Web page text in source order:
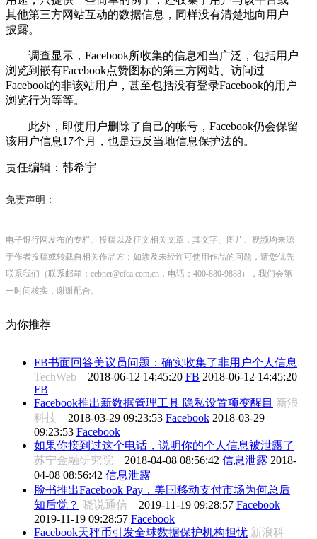
其他第三方网站互动的数据信息，同样没有清楚地向用户
披露。
调查显示，Facebook所收集的信息相当广泛，包括用户
浏览到嵌有Facebook点赞图标的第三方网站、访问过
Facebook的非该站用户，甚至包括没有登录Facebook的用户
浏览行为等等。
此外，即使用户删除了自己的帐号，Facebook仍会保留
该用户信息17个月，也是违反当地信息保护法的。
责任编辑：韩希宇
免责声明：
电子银行网发布的专栏、投稿以及征文相关文章，其文字、图片、视频均来源
于作者投稿或转载自相关作品方；如涉及未经许可使用作品的问题，请您优先
联系我们（联系邮箱：cebnet@cfca.com.cn，电话：400-880-9888），我们会第
一时间核实，谢谢配合。
为你推荐
FB书面回答美议员问题：确实收集了非用户个人信息
TechWeb 2018-06-12 14:45:20 FB 2018-06-12 14:45:20
FB
Facebook推出新数据管理工具 隐私设置项变醒目 新浪
科技 2018-03-29 09:23:53 Facebook 2018-03-29
09:23:53 Facebook
如果你接到过这个电话，说明你的个人信息被泄露了
苏宁金融研究院 2018-04-08 08:56:42 信息泄露 2018-
04-08 08:56:42 信息泄露
脸书推出Facebook Pay，美国移动支付市场为何总后
知后觉？ 晓说通信 2019-11-19 09:28:57 Facebook
2019-11-19 09:28:57 Facebook
Facebook天秤币引发全球数据保护机构担忧 新浪科